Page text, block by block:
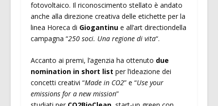
fotovoltaico. Il riconoscimento stellato è andato
anche alla direzione creativa delle etichette per la
linea Horeca di Giogantinue all’art directiondella
campagna “250 soci. Una regione di vita“.
Accanto ai premi, l’agenzia ha ottenuto due
nomination in short list per l’ideazione dei
concetti creativi “Made in CO2” e “Use your
emissions for a new mission”